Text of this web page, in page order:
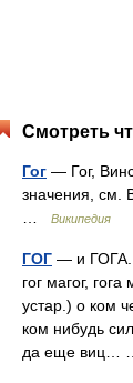
Смотреть
Гог — Гог,
значения, см.
Википедия
ГОГ — и ГОГА.
гог магог,
устар.) о ком
ком нибудь
да еще виц…